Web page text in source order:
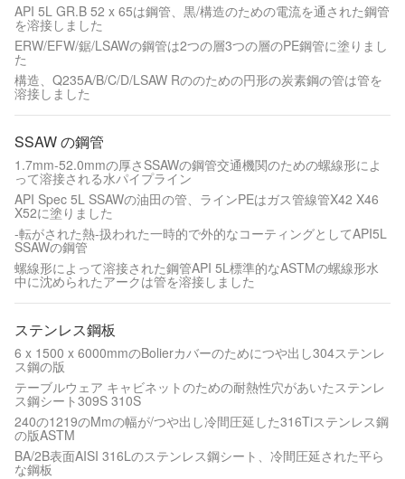
API 5L GR.B 52 x 65は鋼管、黒/構造のための電流を通された鋼管
を溶接しました
ERW/EFW/鋸/LSAWの鋼管は2つの層3つの層のPE鋼管に塗りまし
た
構造、Q235A/B/C/D/LSAW Rののための円形の炭素鋼の管は管を
溶接しました
SSAW の鋼管
1.7mm-52.0mmの厚さSSAWの鋼管交通機関のための螺線形によ
って溶接される水パイプライン
API Spec 5L SSAWの油田の管、ラインPEはガス管線管X42 X46
X52に塗りました
-転がされた熱-扱われた一時的で外的なコーティングとしてAPI5L
SSAWの鋼管
螺線形によって溶接された鋼管API 5L標準的なASTMの螺線形水
中に沈められたアークは管を溶接しました
ステンレス鋼板
6 x 1500 x 6000mmのBolierカバーのためにつや出し304ステンレ
ス鋼の版
テーブルウェア キャビネットのための耐熱性穴があいたステンレ
ス鋼シート309S 310S
240の1219のMmの幅が/つや出し冷間圧延した316Tiステンレス鋼
の版ASTM
BA/2B表面AISI 316Lのステンレス鋼シート、冷間圧延された平ら
な鋼板